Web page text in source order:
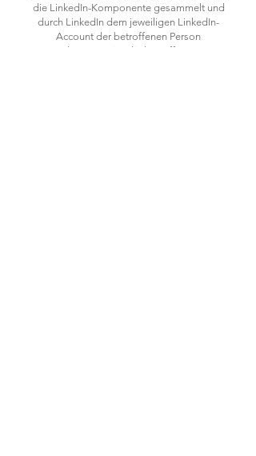
die LinkedIn-Komponente gesammelt und
durch LinkedIn dem jeweiligen LinkedIn-
Account der betroffenen Person
zugeordnet. Betätigt die betroffene Person